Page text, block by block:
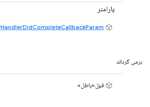
پارامتر
HandlerDidCompleteCallbackParam
برمی گرداند
قول<باطل>